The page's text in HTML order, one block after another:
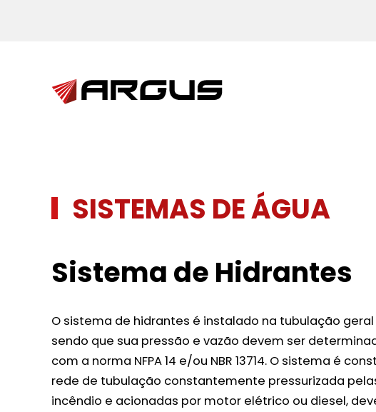
SISTEMAS DE ÁGUA
Sistema de Hidrantes
O sistema de hidrantes é instalado na tubulação
sendo que sua pressão e vazão devem ser
com a norma NFPA 14 e/ou NBR 13714. O sistema é
rede de tubulação constantemente pressurizada
incêndio e acionadas por motor elétrico ou diesel,